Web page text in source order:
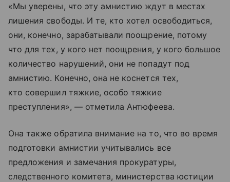
«Мы уверены, что эту амнистию ждут в местах
лишения свободы. И те, кто хотел освободиться,
они, конечно, зарабатывали поощрение, потому
что для тех, у кого нет поощрения, у кого большое
количество нарушений, они не попадут под
амнистию. Конечно, она не коснется тех,
кто совершил тяжкие, особо тяжкие
преступления», — отметила Антюфеева.
Она также обратила внимание на то, что во время
подготовки амнистии учитывались все
предложения и замечания прокуратуры,
следственного комитета, министерства юстиции